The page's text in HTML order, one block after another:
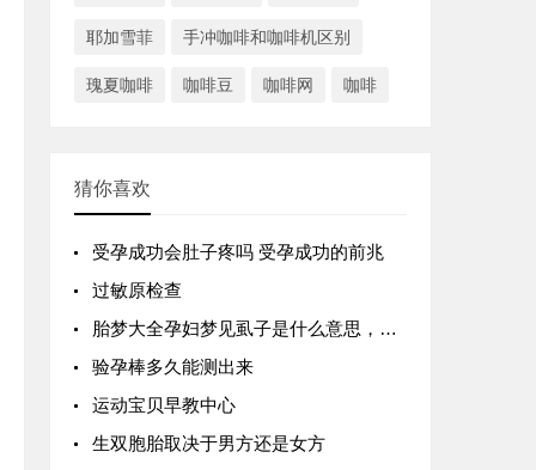
耶加雪菲 手冲咖啡和咖啡机区别
瑰夏咖啡 咖啡豆 咖啡网 咖啡
猜你喜欢
受孕成功会肚子疼吗 受孕成功的前兆
过敏原检查
胎梦大全孕妇梦见虱子是什么意思，孕妇梦到虱子是胎梦吗
验孕棒多久能测出来
运动宝贝早教中心
生双胞胎取决于男方还是女方